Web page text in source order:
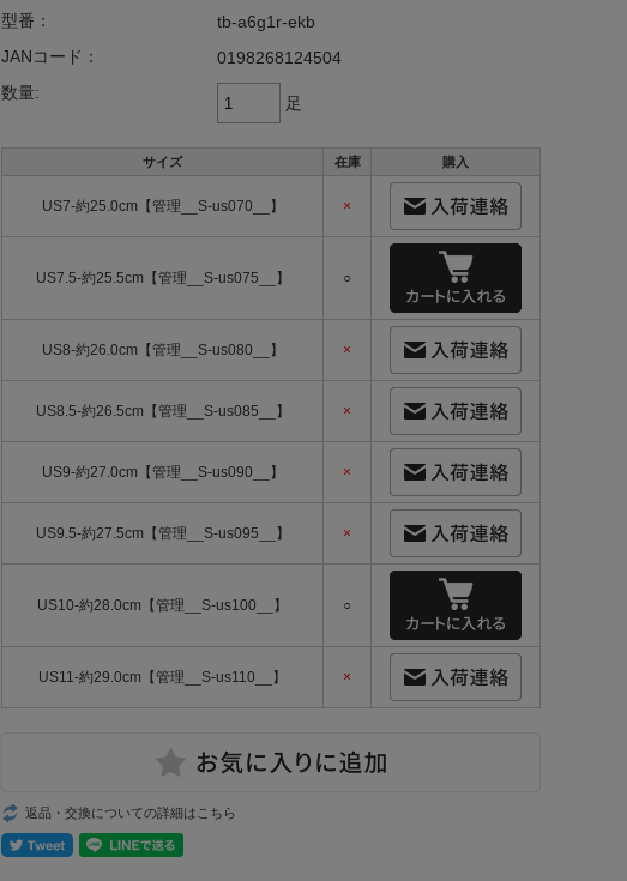
型番：
tb-a6g1r-ekb
JANコード：
0198268124504
数量:
足
サイズ 在庫 購入
US7-約25.0cm【管理__S-us070__】 ×
US7.5-約25.5cm【管理__S-us075__】 ○
US8-約26.0cm【管理__S-us080__】 ×
US8.5-約26.5cm【管理__S-us085__】 ×
US9-約27.0cm【管理__S-us090__】 ×
US9.5-約27.5cm【管理__S-us095__】 ×
US10-約28.0cm【管理__S-us100__】 ○
US11-約29.0cm【管理__S-us110__】 ×
返品・交換についての詳細はこちら